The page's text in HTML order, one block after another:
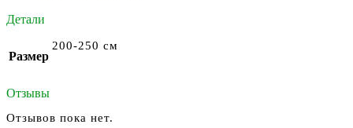
Детали
Размер
200-250 см
Отзывы
Отзывов пока нет.